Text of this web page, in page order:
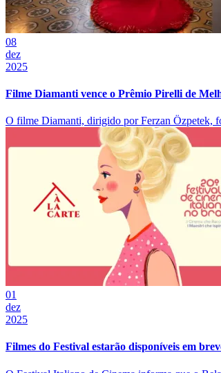
08
dez
2025
Filme Diamanti vence o Prêmio Pirelli de
O filme Diamanti, dirigido por Ferzan Özpetek,
01
dez
2025
Filmes do Festival estarão disponíveis em